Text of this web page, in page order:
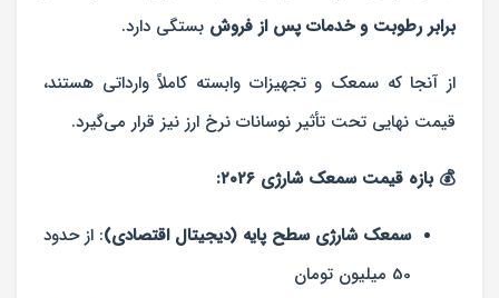
برابر رطوبت و خدمات پس از فروش بستگی دارد.
از آنجا که سمعک و تجهیزات وابسته کاملاً وارداتی هستند،
قیمت نهایی تحت تأثیر نوسانات نرخ ارز نیز قرار می‌گیرد.
💰 بازه قیمت سمعک شارژی ۲۰۲۶:
سمعک شارژی سطح پایه (دیجیتال اقتصادی): از حدود
50 میلیون تومان